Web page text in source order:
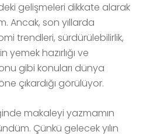
gelişmeleri dikkate alarak
Ancak, son yıllarda
trendleri, sürdürülebilirlik,
yemek hazırlığı ve
gibi konuları dünya
çıkardığı görülüyor.
makaleyi yazmamın
Çünkü gelecek yılın